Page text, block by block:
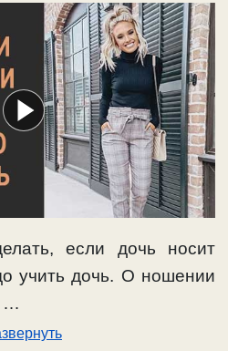
если дочь носит
учить дочь. О ношении
…